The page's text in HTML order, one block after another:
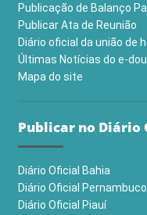
Publicação de Balanço
Publicar Ata de Reunião
Diário oficial da união de
Últimas Notícias do e-dou
Mapa do site
Publicar no Diário
Diário Oficial Bahia
Diário Oficial Pernambuco
Diário Oficial Piauí